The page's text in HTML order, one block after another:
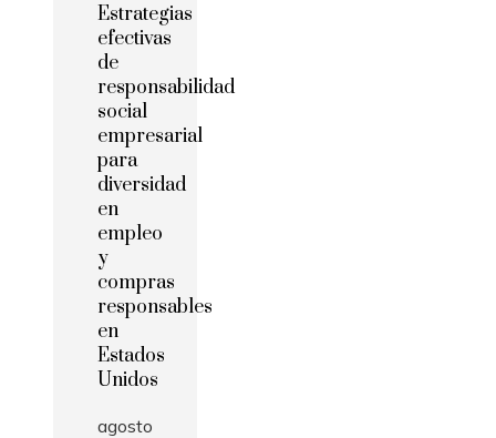
Estrategias
efectivas
de
responsabilidad
social
empresarial
para
diversidad
en
empleo
y
compras
responsables
en
Estados
Unidos
agosto